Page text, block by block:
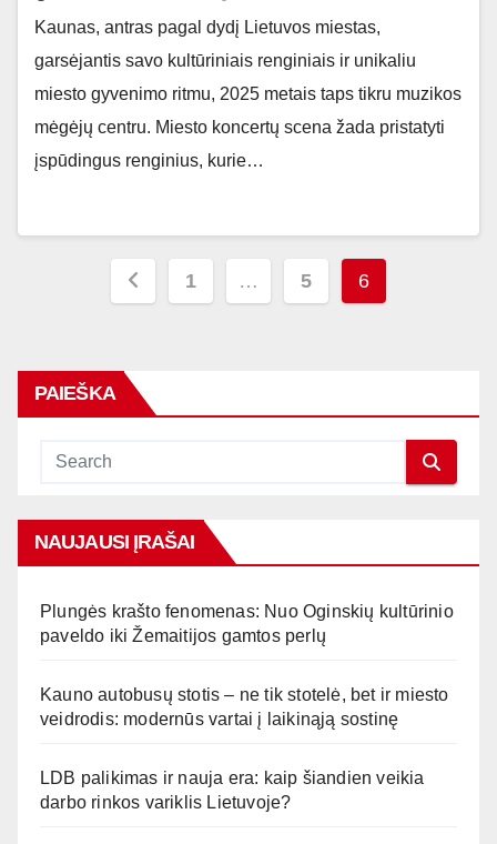
Kaunas, antras pagal dydį Lietuvos miestas,
garsėjantis savo kultūriniais renginiais ir unikaliu
miesto gyvenimo ritmu, 2025 metais taps tikru muzikos
mėgėjų centru. Miesto koncertų scena žada pristatyti
įspūdingus renginius, kurie…
Įrašų
1 … 5 6
PAIEŠKA
NAUJAUSI ĮRAŠAI
Plungės krašto fenomenas: Nuo Oginskių kultūrinio
paveldo iki Žemaitijos gamtos perlų
Kauno autobusų stotis – ne tik stotelė, bet ir miesto
veidrodis: modernūs vartai į laikinąją sostinę
LDB palikimas ir nauja era: kaip šiandien veikia
darbo rinkos variklis Lietuvoje?